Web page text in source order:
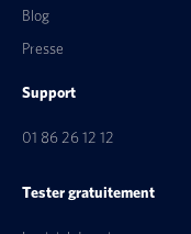
Blog
Presse
Support
01 86 26 12 12
Tester gratuitement